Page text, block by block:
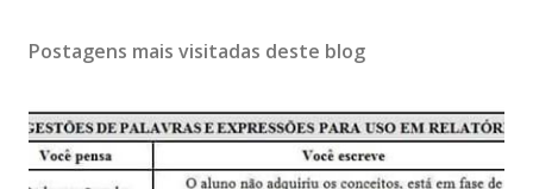
Postagens mais visitadas deste blog